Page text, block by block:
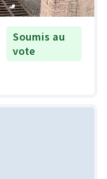
Soumis au
vote